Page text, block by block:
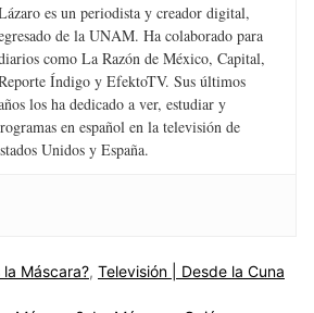
es un periodista y creador digital,
de la UNAM. Ha colaborado para
como La Razón de México, Capital,
Índigo y EfektoTV. Sus últimos
los ha dedicado a ver, estudiar y
en español en la televisión de
Unidos y España.
la Máscara?, Televisión | Desde la Cuna